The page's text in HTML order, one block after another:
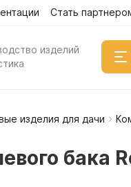
Стать
изделий
изделия для дачи
бака